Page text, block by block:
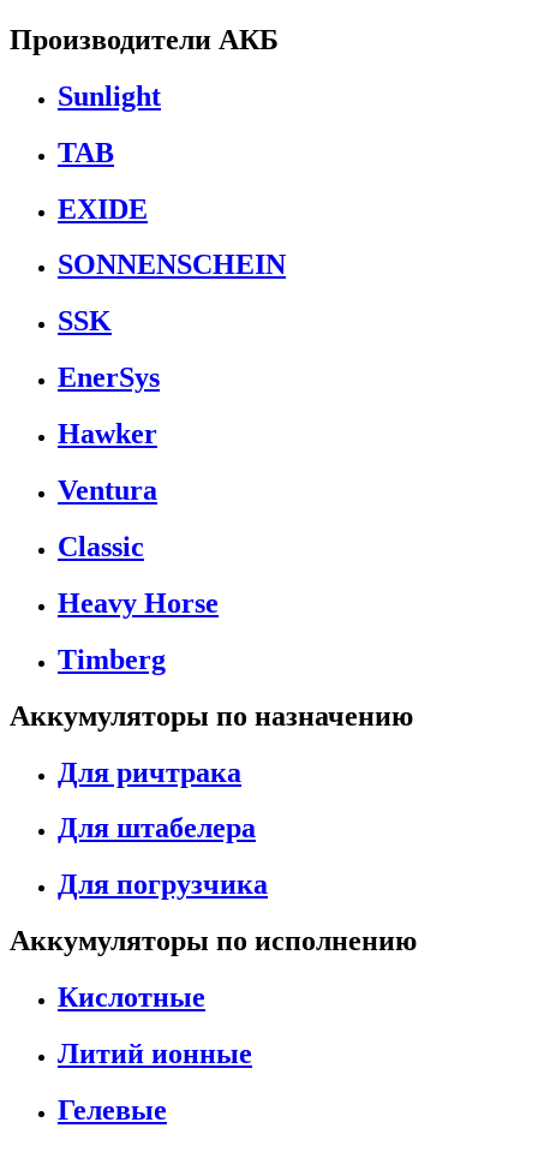
Производители АКБ
Sunlight
TAB
EXIDE
SONNENSCHEIN
SSK
EnerSys
Hawker
Ventura
Classic
Heavy Horse
Timberg
Аккумуляторы по назначению
Для ричтрака
Для штабелера
Для погрузчика
Аккумуляторы по исполнению
Кислотные
Литий ионные
Гелевые